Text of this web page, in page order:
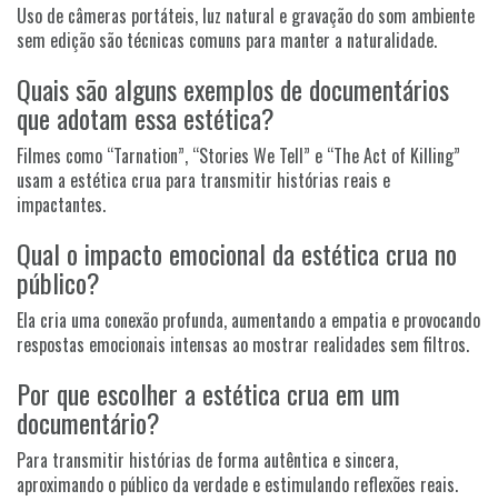
Uso de câmeras portáteis, luz natural e gravação do som ambiente
sem edição são técnicas comuns para manter a naturalidade.
Quais são alguns exemplos de documentários
que adotam essa estética?
Filmes como “Tarnation”, “Stories We Tell” e “The Act of Killing”
usam a estética crua para transmitir histórias reais e
impactantes.
Qual o impacto emocional da estética crua no
público?
Ela cria uma conexão profunda, aumentando a empatia e provocando
respostas emocionais intensas ao mostrar realidades sem filtros.
Por que escolher a estética crua em um
documentário?
Para transmitir histórias de forma autêntica e sincera,
aproximando o público da verdade e estimulando reflexões reais.